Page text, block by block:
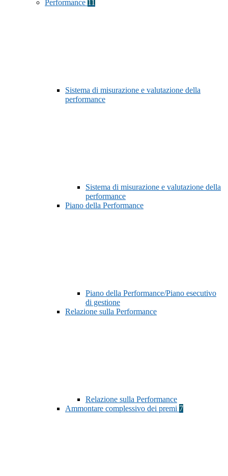
Performance 11
Sistema di misurazione e valutazione della
performance
Sistema di misurazione e valutazione della
performance
Piano della Performance
Piano della Performance/Piano esecutivo
di gestione
Relazione sulla Performance
Relazione sulla Performance
Ammontare complessivo dei premi 7